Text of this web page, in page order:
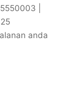
|
anda